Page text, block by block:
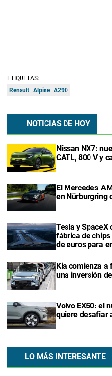
ETIQUETAS:
Renault Alpine A290
NOTICIAS DE HOY
Nissan NX7:
CATL, 800 V y
El Mercedes-
en Nürburgring
Tesla y SpaceX
fábrica de
de euros para
Kia comienza a
una inversión
Volvo EX50: el
quiere desafiar
LO MÁS INTERESANTE